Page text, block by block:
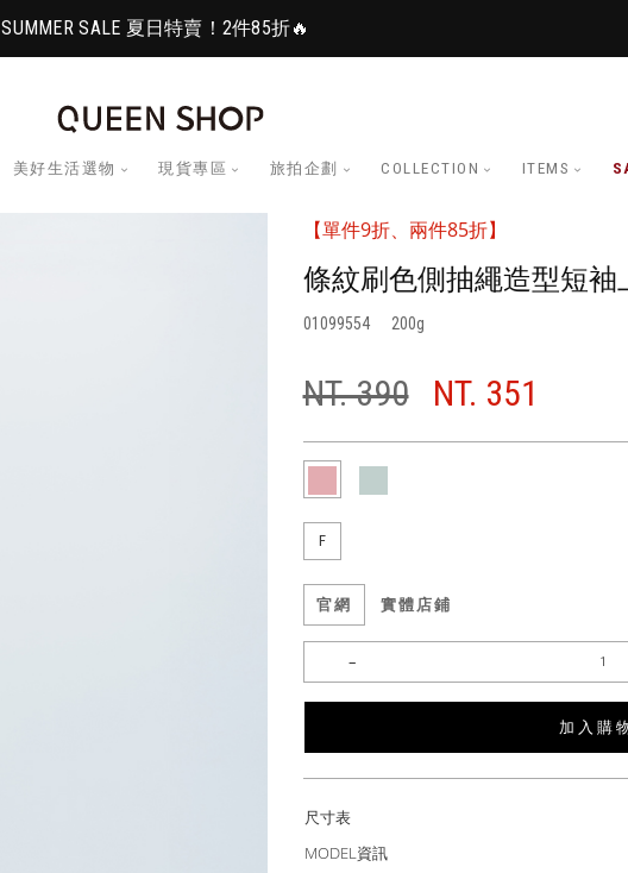
SUMMER SALE 夏日特賣！2件85折🔥
美好生活選物 現貨專區 旅拍企劃 COLLECTION ITEMS
【單件9折、兩件85折】
條紋刷色側抽繩造型短袖
01099554 200
NT. 390 NT. 351
F
官網 實體店鋪
加 入 購
尺寸表
MODEL資訊